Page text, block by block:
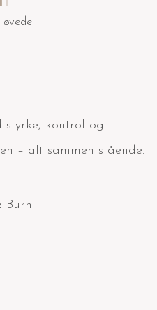
øvede
styrke, kontrol og
– alt sammen stående.
Burn